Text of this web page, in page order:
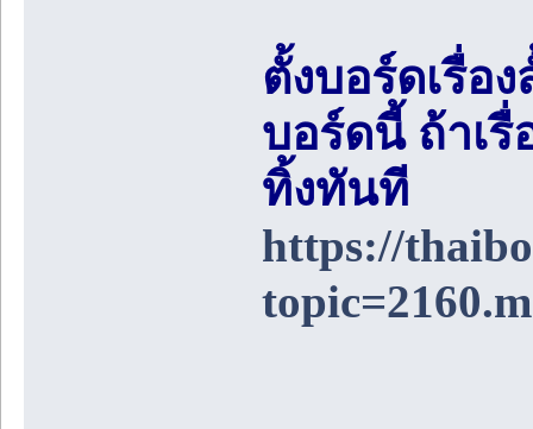
ตั้งบอร์ดเรื่อ
บอร์ดนี้ ถ้าเ
ทิ้งทันที
https://